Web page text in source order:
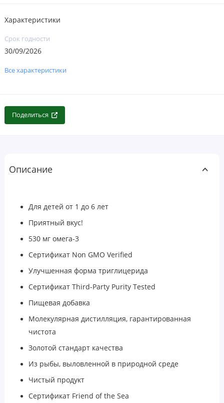
Характеристики
Срок годности
30/09/2026
Все характеристики
Поделиться
Описание
Для детей от 1 до 6 лет
Приятный вкус!
530 мг омега-3
Сертификат Non GMO Verified
Улучшенная форма триглицерида
Сертификат Third-Party Purity Tested
Пищевая добавка
Молекулярная дистилляция, гарантированная
чистота
Золотой стандарт качества
Из рыбы, выловленной в природной среде
Чистый продукт
Сертификат Friend of the Sea